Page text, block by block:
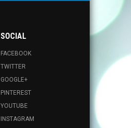
SOCIAL
FACEBOOK
TWITTER
GOOGLE+
PINTEREST
YOUTUBE
INSTAGRAM